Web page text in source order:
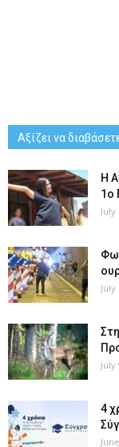
Αξίζει να
Η
1ο
July
July
July
4